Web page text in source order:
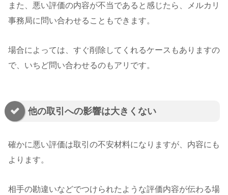
また、悪い評価の内容が不当であると感じたら、メルカリ
事務局に問い合わせることもできます。
場合によっては、すぐ削除してくれるケースもありますの
で、いちど問い合わせるのもアリです。
他の取引への影響は大きくない
確かに悪い評価は取引の不安材料になりますが、内容にも
よります。
相手の勘違いなどでつけられたような評価内容が伝わる場